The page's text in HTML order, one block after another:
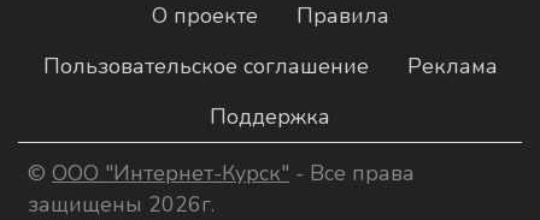
О проекте
Правила
Пользовательское соглашение
Реклама
Поддержка
© ООО "Интернет-Курск" - Все права
защищены 2026г.